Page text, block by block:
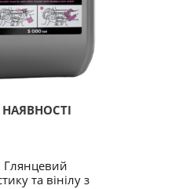
Глянцевий
та вінілу з